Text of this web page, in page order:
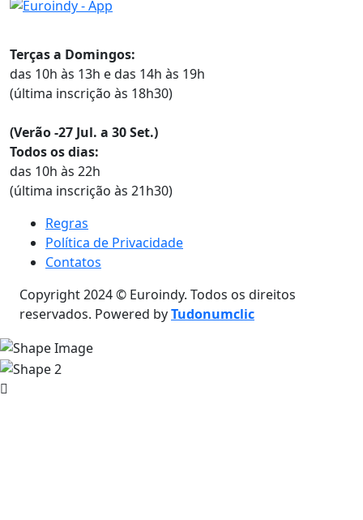
Terças a Domingos:
das 10h às 13h e das 14h às 19h
(última inscrição às 18h30)
(Verão -27 Jul. a 30 Set.)
Todos os dias:
das 10h às 22h
(última inscrição às 21h30)
Regras
Política de Privacidade
Contatos
Copyright 2024 © Euroindy. Todos os direitos
reservados. Powered byTudonumclic